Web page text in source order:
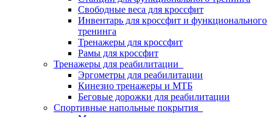
Свободные веса для кроссфит
Инвентарь для кроссфит и функционального
тренинга
Тренажеры для кроссфит
Рамы для кроссфит
Тренажеры для реабилитации
Эргометры для реабилитации
Кинезио тренажеры и МТБ
Беговые дорожки для реабилитации
Спортивные напольные покрытия